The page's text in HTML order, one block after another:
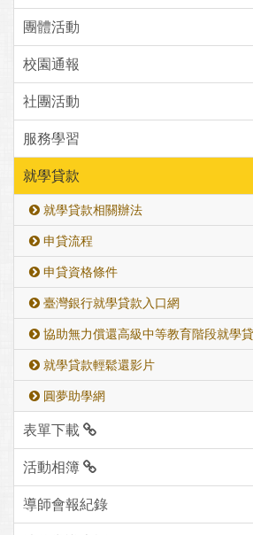
團體活動
校園通報
社團活動
服務學習
就學貸款
就學貸款相關辦法
申貸流程
申貸資格條件
臺灣銀行就學貸款入口網
協助無力償還高級中等教育階段就學
就學貸款輕鬆還影片
圓夢助學網
表單下載
活動相簿
導師會報紀錄